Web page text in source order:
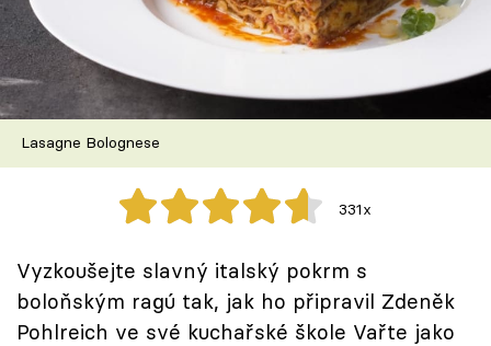
TV Program
Škola vaření
Recepty z TV
Speciál: Cuketa
Sledujte prima+
Lasagne Bolognese
331x
Vyzkoušejte slavný italský pokrm s
boloňským ragú tak, jak ho připravil Zdeněk
Pohlreich ve své kuchařské škole Vařte jako